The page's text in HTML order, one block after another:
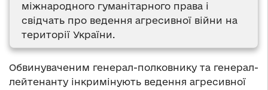
міжнародного гуманітарного права і
свідчать про ведення агресивної війни на
території України.
Обвинуваченим генерал-полковнику та генерал-
лейтенанту інкримінують ведення агресивної